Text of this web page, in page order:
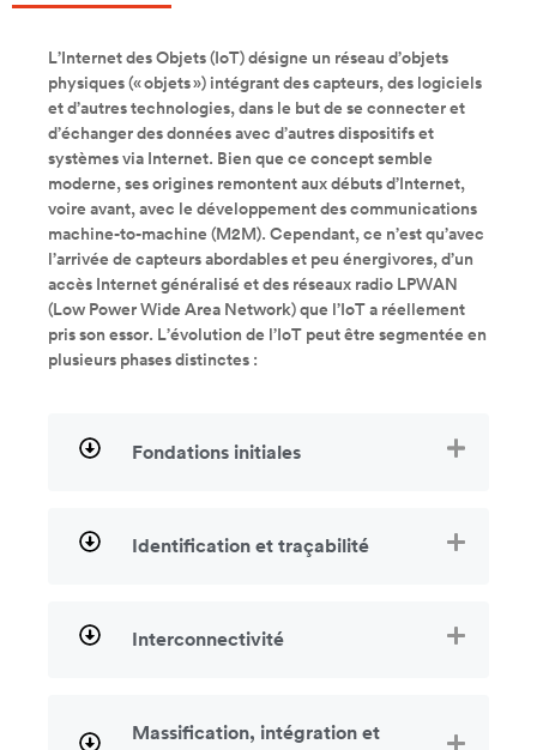
L’Internet des Objets (IoT) désigne un réseau d’objets
physiques (« objets ») intégrant des capteurs, des logiciels
et d’autres technologies, dans le but de se connecter et
d’échanger des données avec d’autres dispositifs et
systèmes via Internet. Bien que ce concept semble
moderne, ses origines remontent aux débuts d’Internet,
voire avant, avec le développement des communications
machine-to-machine (M2M). Cependant, ce n’est qu’avec
l’arrivée de capteurs abordables et peu énergivores, d’un
accès Internet généralisé et des réseaux radio LPWAN
(Low Power Wide Area Network) que l’IoT a réellement
pris son essor. L’évolution de l’IoT peut être segmentée en
plusieurs phases distinctes :
Fondations initiales
Identification et traçabilité
Interconnectivité
Massification, intégration et